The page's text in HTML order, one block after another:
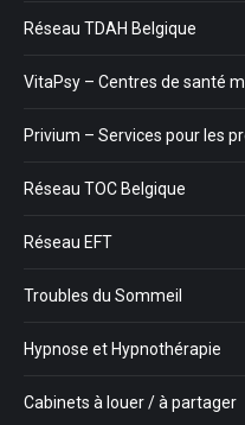
Réseau TDAH Belgique
VitaPsy – Centres de santé
Privium – Services pour les
Réseau TOC Belgique
Réseau EFT
Troubles du Sommeil
Hypnose et Hypnothérapie
Cabinets à louer / à partager